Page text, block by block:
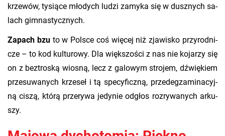
​
krze­wów, ty­sią­ce mło­dych ludzi za­my­ka się w dusz­nych sa­
lach gim­na­stycz­nych.
Za­pach bzuto w Pol­sce coś wię­cej niż zja­wi­sko przy­rod­ni­
cze – to kod kul­tu­ro­wy. Dla więk­szo­ści z nas nie ko­ja­rzy się
on z bez­tro­ską wio­sną, lecz z ga­lo­wym stro­jem, dźwię­kiem
prze­su­wa­nych krze­seł i tą spe­cy­ficz­ną, przed­eg­za­mi­na­cyj­
ną ciszą, którą prze­ry­wa je­dy­nie od­głos roz­ry­wa­nych ar­ku­
szy.